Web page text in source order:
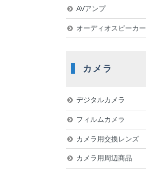
AVアンプ
オーディオスピーカー
カメラ
デジタルカメラ
フィルムカメラ
カメラ用交換レンズ
カメラ用周辺商品